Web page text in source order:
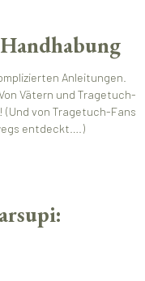
Anleitungen.
Vätern und Tragetuch-
von Tragetuch-Fans
entdeckt….)